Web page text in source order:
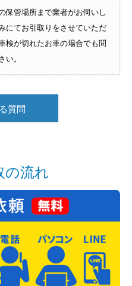
保管場所まで業者がお伺いし
にてお引取りをさせていただ
検が切れたお車の場合でも問
。
質問
の流れ